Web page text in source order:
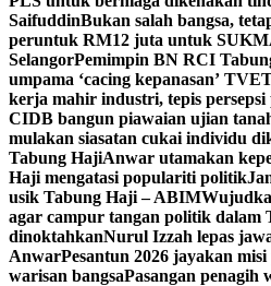
SaifuddinBukan salah bangsa,
peruntuk RM12 juta untuk
SelangorPemimpin BN RCI
umpama ‘cacing kepanasan’
kerja mahir industri, tepis persepsi
CIDB bangun piawaian ujian
mulakan siasatan cukai individu
Tabung HajiAnwar utamakan
Haji mengatasi populariti politik
usik Tabung Haji – ABIM
agar campur tangan politik dalam
dinoktahkanNurul Izzah lepas
AnwarPesantun 2026 jayakan
warisan bangsaPasangan penagih